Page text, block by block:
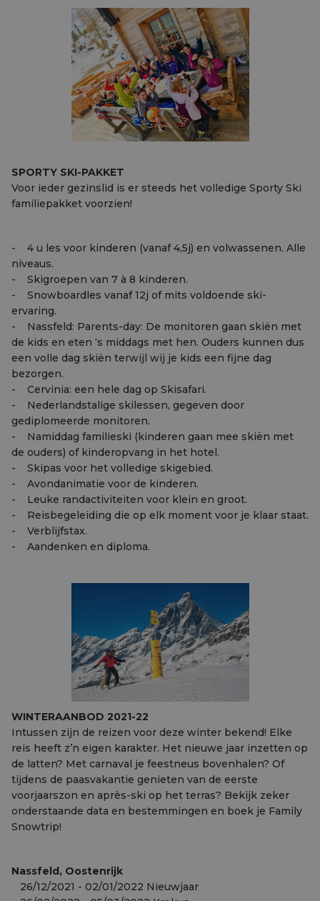
SPORTY SKI-PAKKET
Voor ieder gezinslid is er steeds het volledige Sporty Ski
familiepakket voorzien!
- 4 u les voor kinderen (vanaf 4,5j) en volwassenen. Alle
niveaus.
- Skigroepen van 7 à 8 kinderen.
- Snowboardles vanaf 12j of mits voldoende ski-
ervaring.
- Nassfeld: Parents-day: De monitoren gaan skiën met
de kids en eten ‘s middags met hen. Ouders kunnen dus
een volle dag skiën terwijl wij je kids een fijne dag
bezorgen.
- Cervinia: een hele dag op Skisafari.
- Nederlandstalige skilessen, gegeven door
gediplomeerde monitoren.
- Namiddag familieski (kinderen gaan mee skiën met
de ouders) of kinderopvang in het hotel.
- Skipas voor het volledige skigebied.
- Avondanimatie voor de kinderen.
- Leuke randactiviteiten voor klein en groot.
- Reisbegeleiding die op elk moment voor je klaar staat.
- Verblijfstax.
- Aandenken en diploma.
WINTERAANBOD 2021-22
Intussen zijn de reizen voor deze winter bekend! Elke
reis heeft z’n eigen karakter. Het nieuwe jaar inzetten op
de latten? Met carnaval je feestneus bovenhalen? Of
tijdens de paasvakantie genieten van de eerste
voorjaarszon en après-ski op het terras? Bekijk zeker
onderstaande data en bestemmingen en boek je Family
Snowtrip!
Nassfeld, Oostenrijk
26/12/2021 - 02/01/2022 Nieuwjaar